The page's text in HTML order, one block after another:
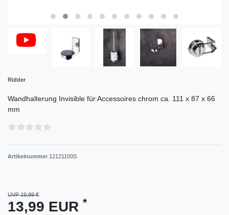
Ridder
Wandhalterung Invisible für Accessoires chrom ca. 111 x 87 x 66
mm
Artikelnummer 12121100S
UVP 19,99 €
13,99 EUR *